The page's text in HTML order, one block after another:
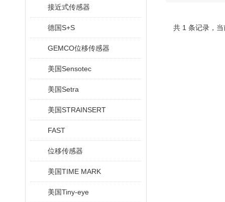
接近式传感器
德国S+S
GEMCO位移传感器
美国Sensotec
美国Setra
美国STRAINSERT
FAST
位移传感器
美国TIME MARK
美国Tiny-eye
共 1 条记录，